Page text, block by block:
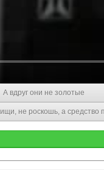
А вдруг они не золотые
не роскошь, а средство